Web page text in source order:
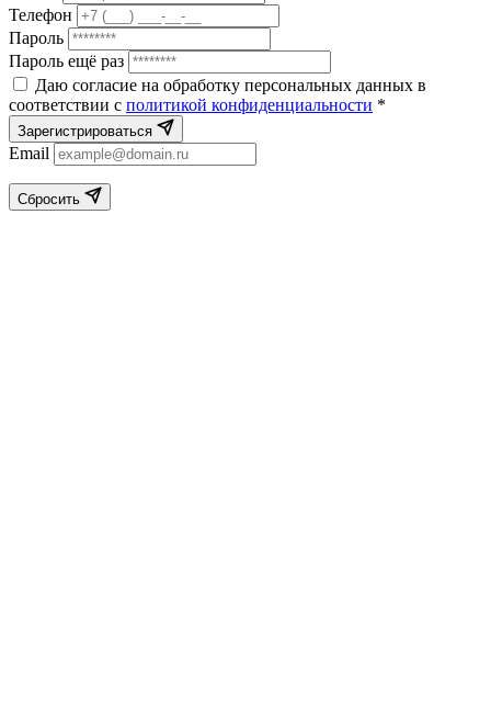
Телефон
Пароль
Пароль ещё раз
Даю согласие на обработку персональных данных в
соответствии с политикой конфиденциальности *
Зарегистрироваться
Email
Сбросить